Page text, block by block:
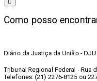
Como posso
Diário da Justiça da União - DJU
Tribunal Regional Federal - Rua
Telefones: (21) 2276-8125 ou